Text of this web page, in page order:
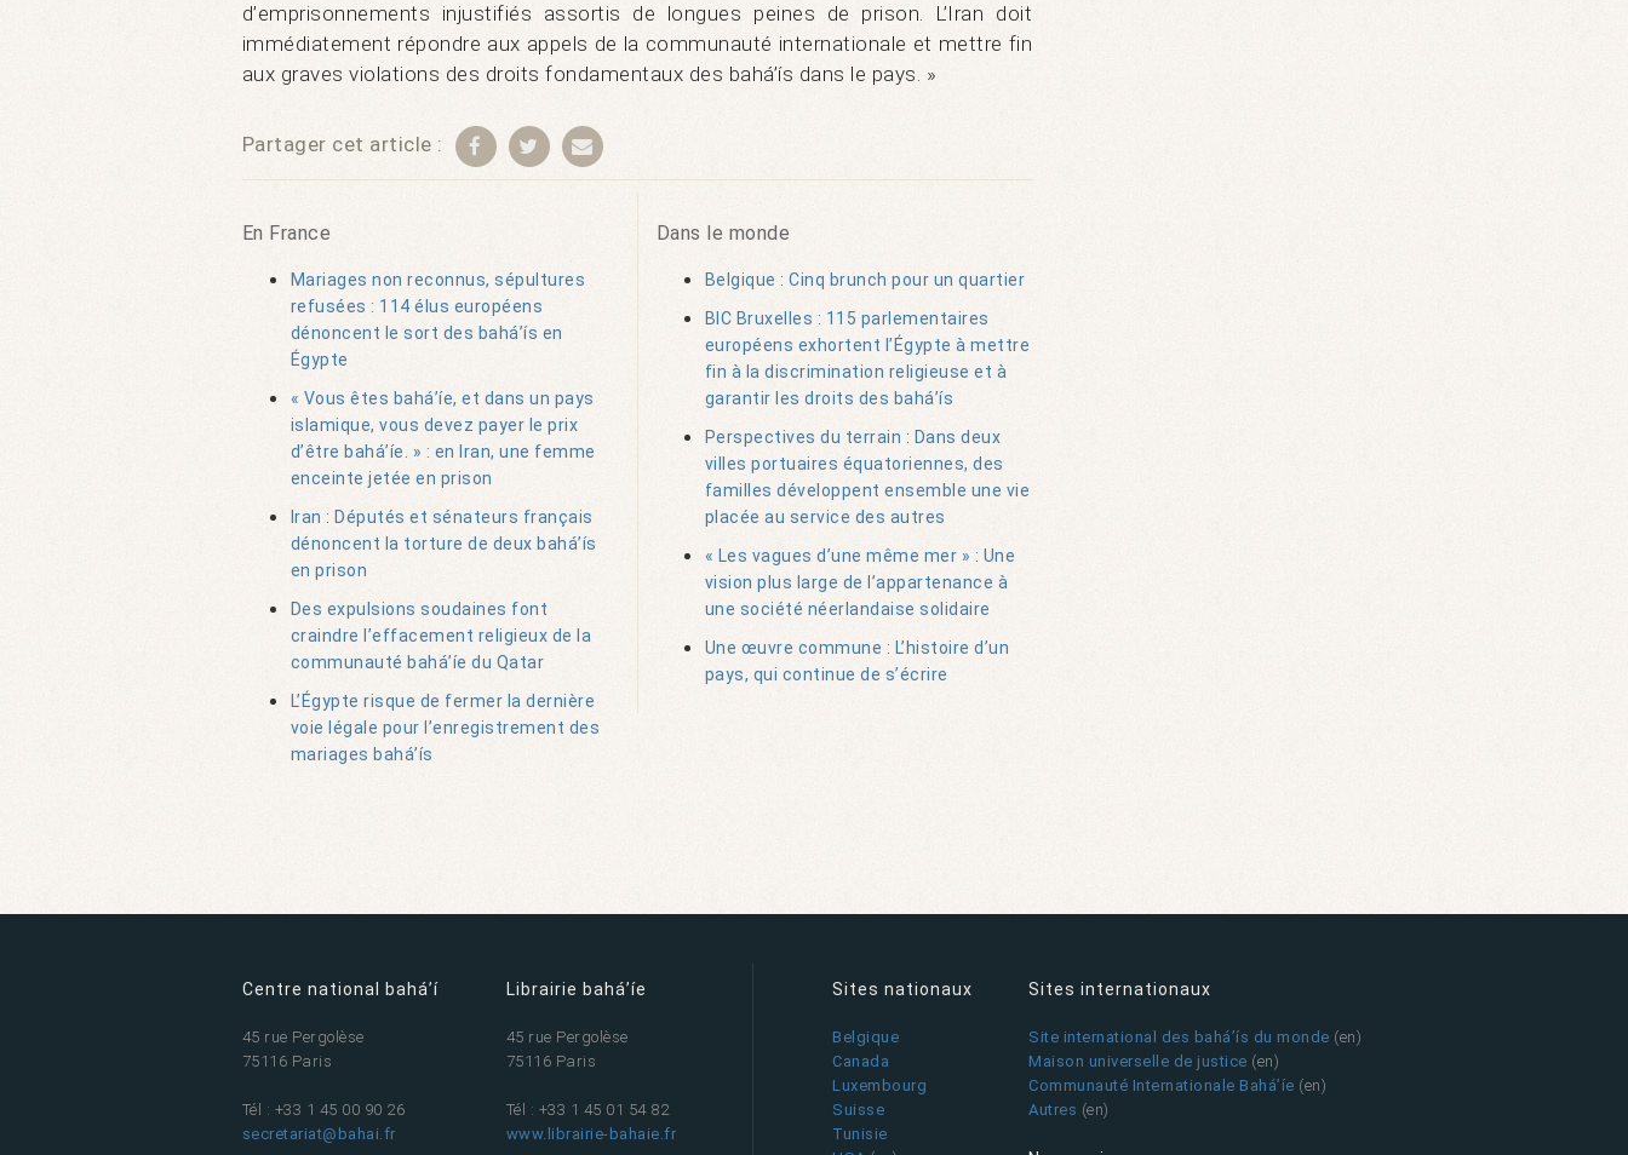
d’emprisonnements injustifiés assortis de longues peines de prison. L’Iran doit
immédiatement répondre aux appels de la communauté internationale et mettre fin
aux graves violations des droits fondamentaux des bahá’ís dans le pays. »
Partager cet article :
En France
Mariages non reconnus, sépultures
refusées : 114 élus européens
dénoncent le sort des bahá’ís en
Égypte
« Vous êtes bahá’íe, et dans un pays
islamique, vous devez payer le prix
d’être bahá’íe. » : en Iran, une femme
enceinte jetée en prison
Iran : Députés et sénateurs français
dénoncent la torture de deux bahá’ís
en prison
Des expulsions soudaines font
craindre l’effacement religieux de la
communauté bahá’íe du Qatar
L’Égypte risque de fermer la dernière
voie légale pour l’enregistrement des
mariages bahá’ís
Dans le monde
Belgique : Cinq brunch pour un quartier
BIC Bruxelles : 115 parlementaires
européens exhortent l’Égypte à mettre
fin à la discrimination religieuse et à
garantir les droits des bahá’ís
Perspectives du terrain : Dans deux
villes portuaires équatoriennes, des
familles développent ensemble une vie
placée au service des autres
« Les vagues d’une même mer » : Une
vision plus large de l’appartenance à
une société néerlandaise solidaire
Une œuvre commune : L’histoire d’un
pays, qui continue de s’écrire
Centre national bahá’í
45 rue Pergolèse
75116 Paris
Tél : +33 1 45 00 90 26
secretariat@bahai.fr
Librairie bahá’íe
45 rue Pergolèse
75116 Paris
Tél : +33 1 45 01 54 82
www.librairie-bahaie.fr
Sites nationaux
Belgique
Canada
Luxembourg
Suisse
Tunisie
Sites internationaux
Site international des bahá’ís du monde (en)
Maison universelle de justice (en)
Communauté Internationale Bahá’íe (en)
Autres (en)